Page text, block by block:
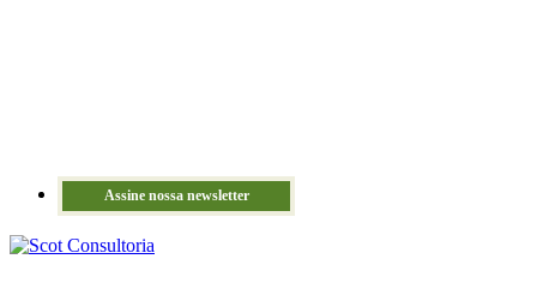
Assine nossa newsletter